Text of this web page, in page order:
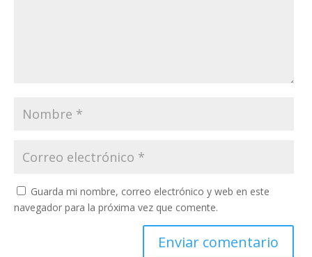
Guarda mi nombre, correo electrónico y web en este
navegador para la próxima vez que comente.